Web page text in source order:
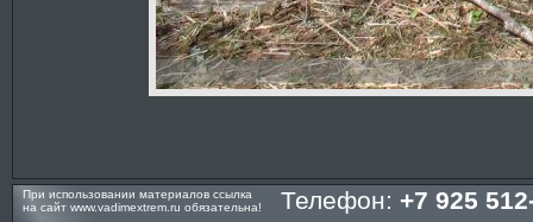
При использовании материалов ссылка
на сайт www.vadimextrem.ru обязательна! Телефон: +7 925